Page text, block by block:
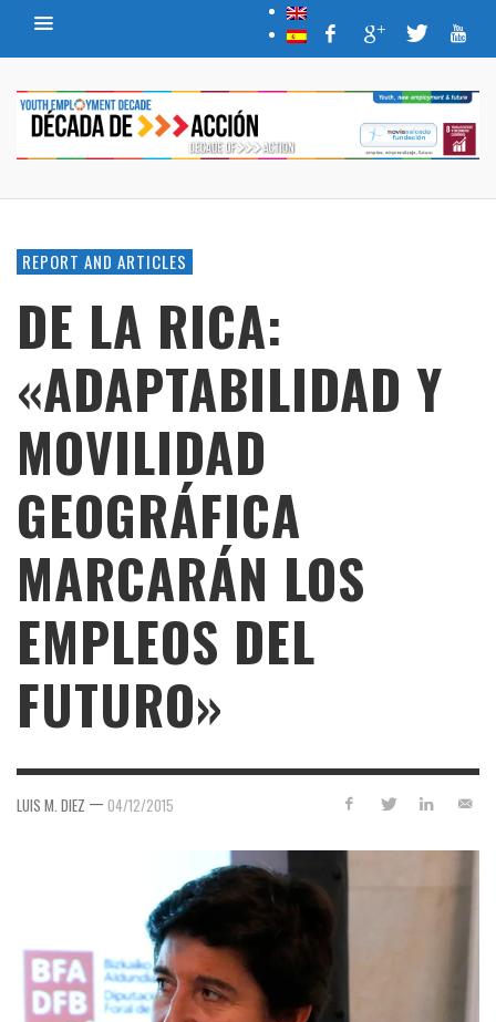
REPORT AND ARTICLES
DE LA RICA:
«ADAPTABILIDAD Y
MOVILIDAD
GEOGRÁFICA
MARCARÁN LOS
EMPLEOS DEL
FUTURO»
LUIS M. DIEZ — 04/12/2015